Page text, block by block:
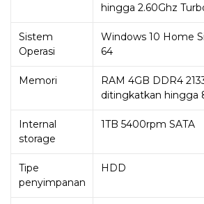
hingga 2.60Ghz
Sistem
Operasi
Windows 10 Home
64
Memori
RAM 4GB DDR4
ditingkatkan hingga
Internal
storage
1TB 5400rpm SATA
Tipe
penyimpanan
HDD